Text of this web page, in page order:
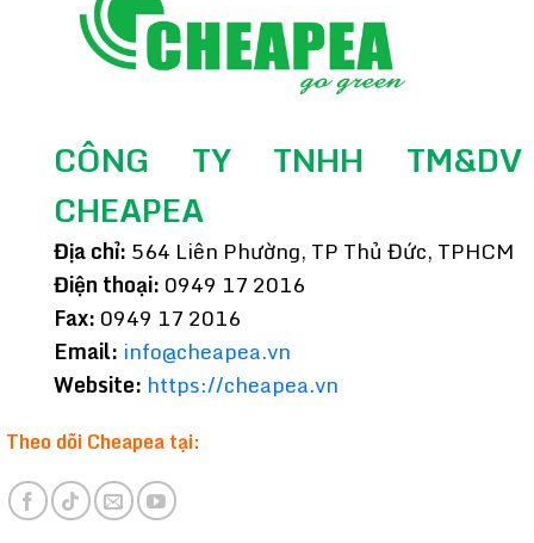
CÔNG TY TNHH TM&DV
CHEAPEA
Địa chỉ: 564 Liên Phường, TP Thủ Đức, TPHCM
Điện thoại: 0949 17 2016
Fax: 0949 17 2016
Email: info@cheapea.vn
Website: https://cheapea.vn
Theo dõi Cheapea tại: